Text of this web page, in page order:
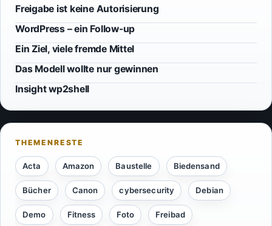
Freigabe ist keine Autorisierung
WordPress – ein Follow-up
Ein Ziel, viele fremde Mittel
Das Modell wollte nur gewinnen
Insight wp2shell
Acta Amazon Baustelle Biedensand
Bücher Canon cybersecurity Debian
Demo Fitness Foto Freibad